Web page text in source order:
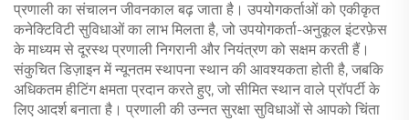
प्रणाली का संचालन जीवनकाल बढ़ जाता है। उपयोगकर्ताओं को एकीकृत
कनेक्टिविटी सुविधाओं का लाभ मिलता है, जो उपयोगकर्ता-अनुकूल इंटरफ़ेस
के माध्यम से दूरस्थ प्रणाली निगरानी और नियंत्रण को सक्षम करती हैं।
संकुचित डिज़ाइन में न्यूनतम स्थापना स्थान की आवश्यकता होती है, जबकि
अधिकतम हीटिंग क्षमता प्रदान करते हुए, जो सीमित स्थान वाले प्रॉपर्टी के
लिए आदर्श बनाता है। प्रणाली की उन्नत सुरक्षा सुविधाओं से आपको चिंता